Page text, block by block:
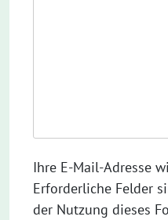
Ihre E-Mail-Adresse
Erforderliche Felder
der Nutzung dieses